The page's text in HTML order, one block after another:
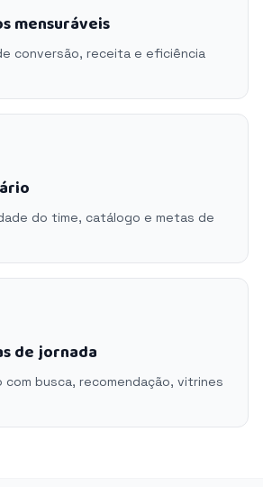
mensuráveis
conversão, receita e eficiência
do time, catálogo e metas de
de jornada
busca, recomendação, vitrines